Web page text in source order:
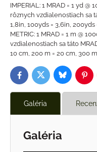
IMPERIAL: 1 MRAD = 1 yd
rôznych vzdialenostiach sa
1,8in, 100yds = 3,6in, 200yds
METRIC: 1 MRAD = 1 m @
vzdialenostiach sa táto
10 cm, 200 m = 20 cm, 300
FacebookTwitterBluesky
Galéria
Galéria